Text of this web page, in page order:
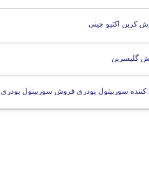
کربن اکتیو چینی
گلیسرین
کننده سوربیتول پودری فروش سوربیتول پودری